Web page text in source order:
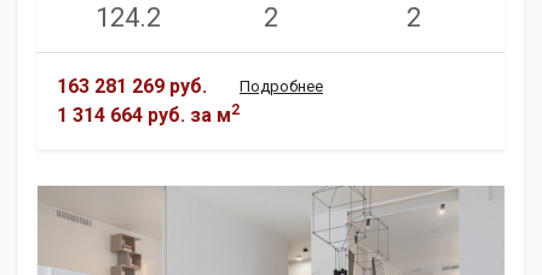
124.2 2 2
163 281 269 руб.
1 314 664 руб. за м2
Подробнее